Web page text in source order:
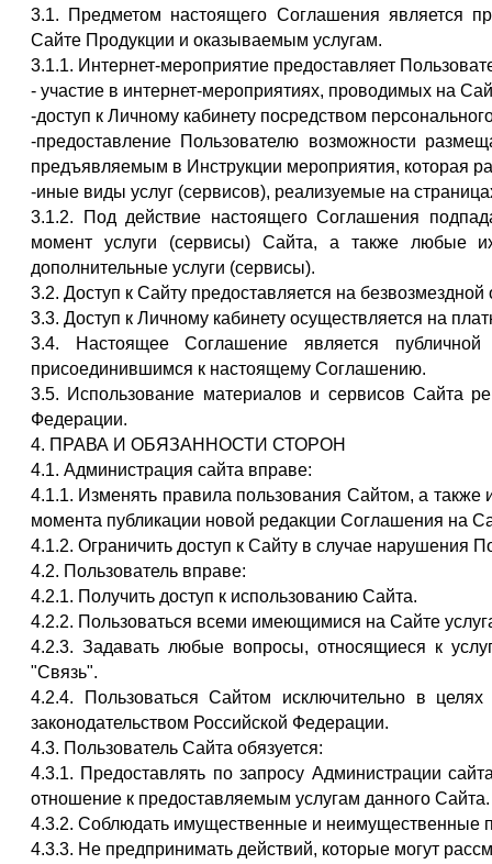
3.1. Предметом настоящего Соглашения является
Сайте Продукции и оказываемым услугам.
3.1.1. Интернет-мероприятие предоставляет
- участие в интернет-мероприятиях, проводимых на
-доступ к Личному кабинету посредством
-предоставление Пользователю возможности
предъявляемым в Инструкции мероприятия, которая
-иные виды услуг (сервисов), реализуемые на
3.1.2. Под действие настоящего Соглашения
момент услуги (сервисы) Сайта, а также любые
дополнительные услуги (сервисы).
3.2. Доступ к Сайту предоставляется на безвозмездной
3.3. Доступ к Личному кабинету осуществляется на
3.4. Настоящее Соглашение является
присоединившимся к настоящему Соглашению.
3.5. Использование материалов и сервисов Сайта
Федерации.
4. ПРАВА И ОБЯЗАННОСТИ СТОРОН
4.1. Администрация сайта вправе:
4.1.1. Изменять правила пользования Сайтом, а
момента публикации новой редакции Соглашения на
4.1.2. Ограничить доступ к Сайту в случае нарушения
4.2. Пользователь вправе:
4.2.1. Получить доступ к использованию Сайта.
4.2.2. Пользоваться всеми имеющимися на Сайте
4.2.3. Задавать любые вопросы, относящиеся к
"Связь".
4.2.4. Пользоваться Сайтом исключительно в
законодательством Российской Федерации.
4.3. Пользователь Сайта обязуется:
4.3.1. Предоставлять по запросу Администрации
отношение к предоставляемым услугам данного Сайта.
4.3.2. Соблюдать имущественные и неимущественные
4.3.3. Не предпринимать действий, которые могут